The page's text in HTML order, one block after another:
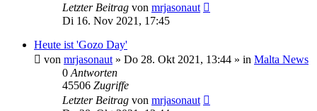
Letzter Beitrag von mrjasonaut
Di 16. Nov 2021, 17:45
Heute ist 'Gozo Day'
von mrjasonaut » Do 28. Okt 2021, 13:44 » in Malta News
0 Antworten
45506 Zugriffe
Letzter Beitrag von mrjasonaut